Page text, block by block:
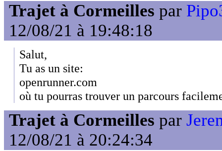
Trajet à Cormeilles par
12/08/21 à 19:48:18
Salut,
Tu as un site:
openrunner.com
où tu pourras trouver un parcours
Trajet à Cormeilles par
12/08/21 à 20:24:34